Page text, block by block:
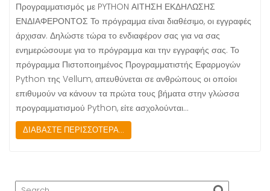
Προγραμματισμός με PYTHON ΑΙΤΗΣΗ ΕΚΔΗΛΩΣΗΣ
ΕΝΔΙΑΦΕΡΟΝΤΟΣ Το πρόγραμμα είναι διαθέσιμο, οι εγγραφές
άρχισαν. Δηλώστε τώρα το ενδιαφέρον σας για να σας
ενημερώσουμε για το πρόγραμμα και την εγγραφής σας. Το
πρόγραμμα Πιστοποιημένος Προγραμματιστής Εφαρμογών
Python της Vellum, απευθύνεται σε ανθρώπους οι οποίοι
επιθυμούν να κάνουν τα πρώτα τους βήματα στην γλώσσα
προγραμματισμού Python, είτε ασχολούνται…
ΔΙΑΒΑΣΤΕ ΠΕΡΙΣΣΟΤΕΡΑ...